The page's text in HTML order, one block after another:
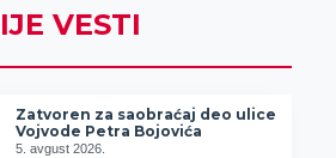
VESTI
Zatvoren za saobraćaj deo ulice
Vojvode Petra Bojovića
5. avgust 2026.